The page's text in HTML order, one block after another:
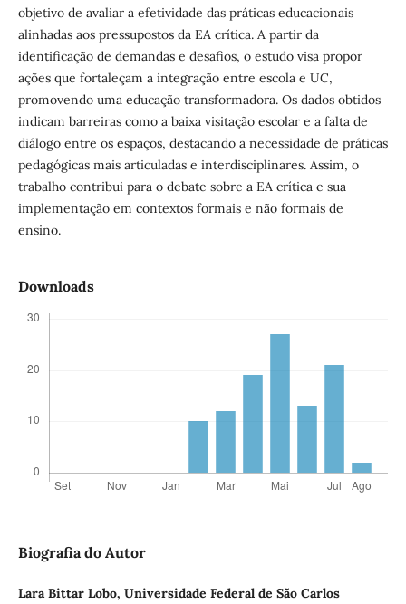
objetivo de avaliar a efetividade das práticas educacionais
alinhadas aos pressupostos da EA crítica. A partir da
identificação de demandas e desafios, o estudo visa propor
ações que fortaleçam a integração entre escola e UC,
promovendo uma educação transformadora. Os dados obtidos
indicam barreiras como a baixa visitação escolar e a falta de
diálogo entre os espaços, destacando a necessidade de práticas
pedagógicas mais articuladas e interdisciplinares. Assim, o
trabalho contribui para o debate sobre a EA crítica e sua
implementação em contextos formais e não formais de
ensino.
Downloads
Biografia do Autor
Lara Bittar Lobo, Universidade Federal de São Carlos